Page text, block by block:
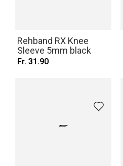
Rehband RX Knee
Sleeve 5mm black
Fr. 31.90